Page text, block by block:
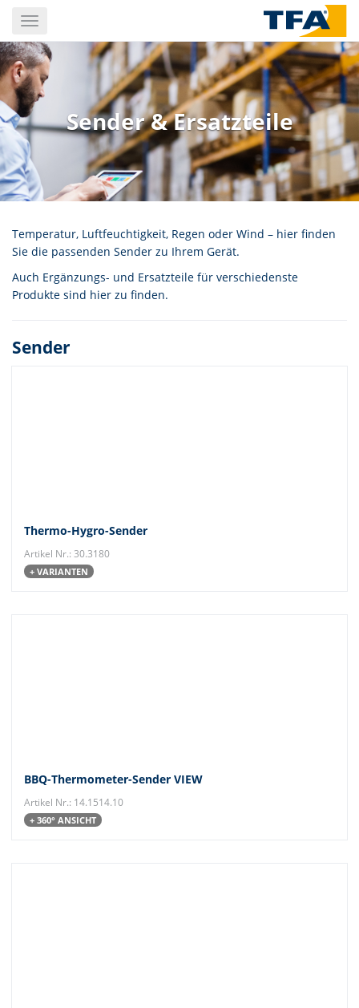
main
content
Toggle
navigation
Sender & Ersatzteile
Temperatur, Luftfeuchtigkeit, Regen oder Wind – hier finden
Sie die passenden Sender zu Ihrem Gerät.
Auch Ergänzungs- und Ersatzteile für verschiedenste
Produkte sind hier zu finden.
Sender
Thermo-Hygro-Sender
Artikel Nr.: 30.3180
+ VARIANTEN
BBQ-Thermometer-Sender VIEW
Artikel Nr.: 14.1514.10
+ 360° ANSICHT